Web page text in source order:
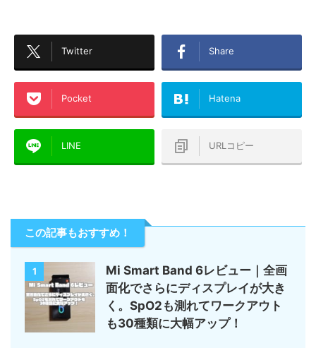
Twitter Share
Pocket Hatena
LINE URLコピー
この記事もおすすめ！
1
Mi Smart Band 6レビュー｜全画
面化でさらにディスプレイが大き
く。SpO2も測れてワークアウト
も30種類に大幅アップ！